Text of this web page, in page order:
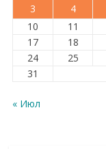
3
4
10
11
17
18
24
25
31
« Июл